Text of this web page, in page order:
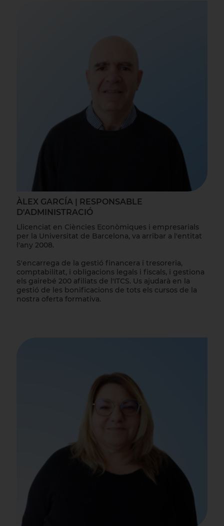
ÀLEX GARCÍA | RESPONSABLE
D'ADMINISTRACIÓ
Llicenciat en Ciències Econòmiques i empresarials
per la Universitat de Barcelona, va arribar a l'entitat
l'any 2008.
S'encarrega de la gestió financera i tresoreria,
comptabilitat, i obligacions legals i fiscals, i gestiona
els gairebé 200 afiliats de l'ITCS. Us ajudarà en la
gestió de les bonificacions de tots els cursos de la
nostra oferta formativa.